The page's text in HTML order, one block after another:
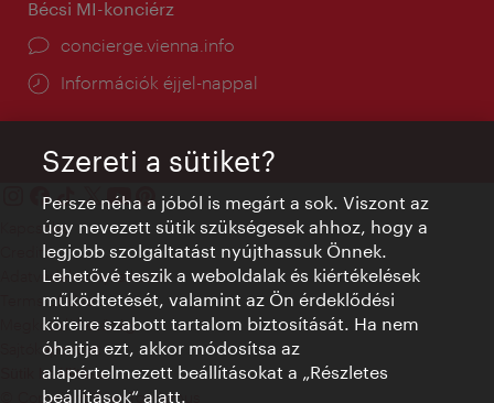
Bécsi MI-konciérz
concierge.vienna.info
Információk éjjel-nappal
Kapcsolat
Credits
Adatvédelmi nyilatkozat
Terms of Use
Megközelíthetőség
Sajtókapcsolat
Sütik beállítása
© Copyright WienTourismus
Szereti a sütiket?
Persze néha a jóból is megárt a sok. Viszont az
úgy nevezett sütik szükségesek ahhoz, hogy a
legjobb szolgáltatást nyújthassuk Önnek.
Lehetővé teszik a weboldalak és kiértékelések
működtetését, valamint az Ön érdeklődési
köreire szabott tartalom biztosítását. Ha nem
óhajtja ezt, akkor módosítsa az
alapértelmezett beállításokat a „Részletes
beállítások“ alatt.